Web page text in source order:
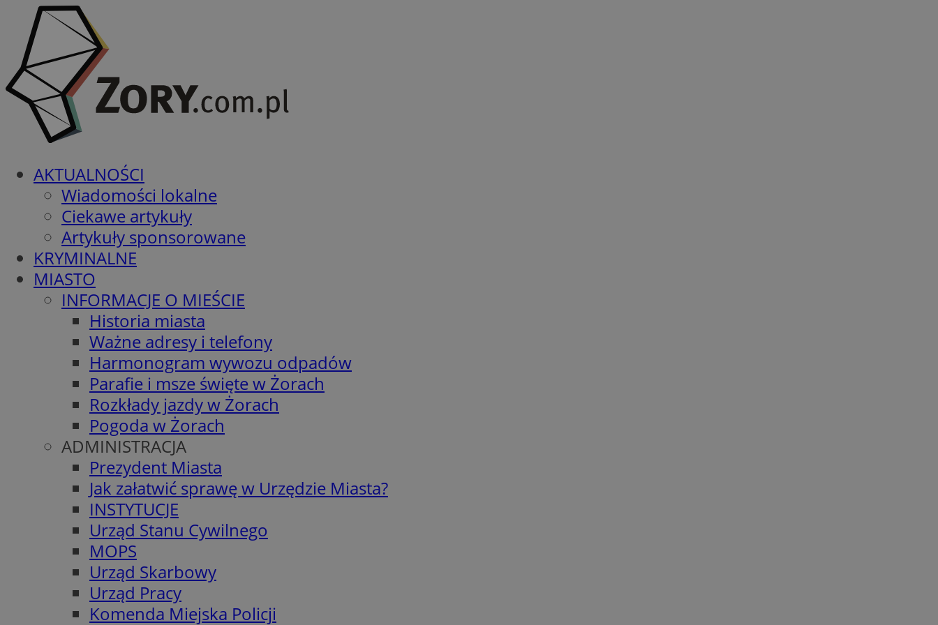
AKTUALNOŚCI
Wiadomości lokalne
Ciekawe artykuły
Artykuły sponsorowane
KRYMINALNE
MIASTO
INFORMACJE O MIEŚCIE
Historia miasta
Ważne adresy i telefony
Harmonogram wywozu odpadów
Parafie i msze święte w Żorach
Rozkłady jazdy w Żorach
Pogoda w Żorach
ADMINISTRACJA
Prezydent Miasta
Jak załatwić sprawę w Urzędzie Miasta?
INSTYTUCJE
Urząd Stanu Cywilnego
MOPS
Urząd Skarbowy
Urząd Pracy
Komenda Miejska Policji